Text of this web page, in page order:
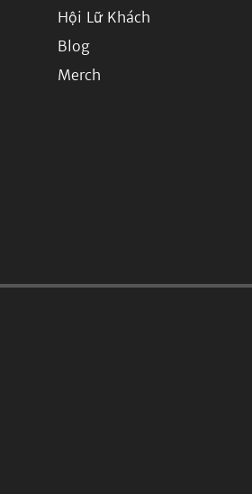
Hội Lữ Khách
Blog
Merch